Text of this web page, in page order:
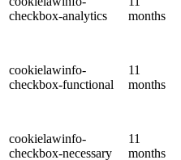
checkbox-analytics
months
cookielawinfo-
checkbox-functional
11
months
cookielawinfo-
checkbox-necessary
11
months